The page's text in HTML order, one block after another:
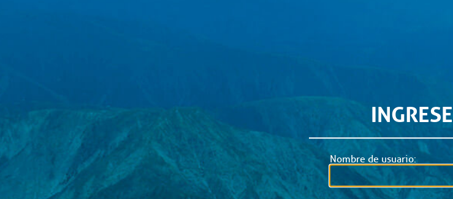
INGRESE
Nombre de usuario: